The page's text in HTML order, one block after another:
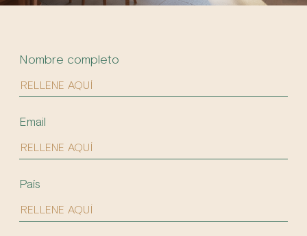
Nombre completo
Email
País